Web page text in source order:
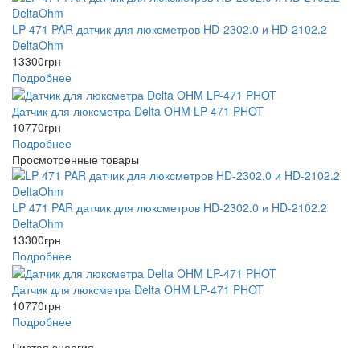
LP 471 PAR датчик для люксметров HD-2302.0 и HD-2102.2
DeltaOhm
13300грн
Подробнее
Датчик для люксметра Delta OHM LP-471 PHOT
10770грн
Подробнее
Просмотренные товары
LP 471 PAR датчик для люксметров HD-2302.0 и HD-2102.2
DeltaOhm
13300грн
Подробнее
Датчик для люксметра Delta OHM LP-471 PHOT
10770грн
Подробнее